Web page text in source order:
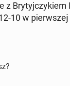
z
10 w